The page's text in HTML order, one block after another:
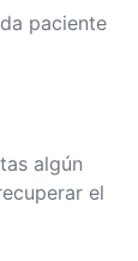
paciente
algún
el